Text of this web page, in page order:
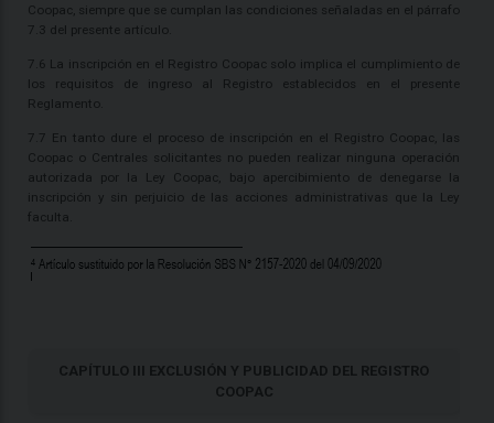
Coopac, siempre que se cumplan las condiciones señaladas en el párrafo
7.3 del presente artículo.
7.6 La inscripción en el Registro Coopac solo implica el cumplimiento de
los requisitos de ingreso al Registro establecidos en el presente
Reglamento.
7.7 En tanto dure el proceso de inscripción en el Registro Coopac, las
Coopac o Centrales solicitantes no pueden realizar ninguna operación
autorizada por la Ley Coopac, bajo apercibimiento de denegarse la
inscripción y sin perjuicio de las acciones administrativas que la Ley
faculta.
CAPÍTULO III EXCLUSIÓN Y PUBLICIDAD DEL REGISTRO
COOPAC